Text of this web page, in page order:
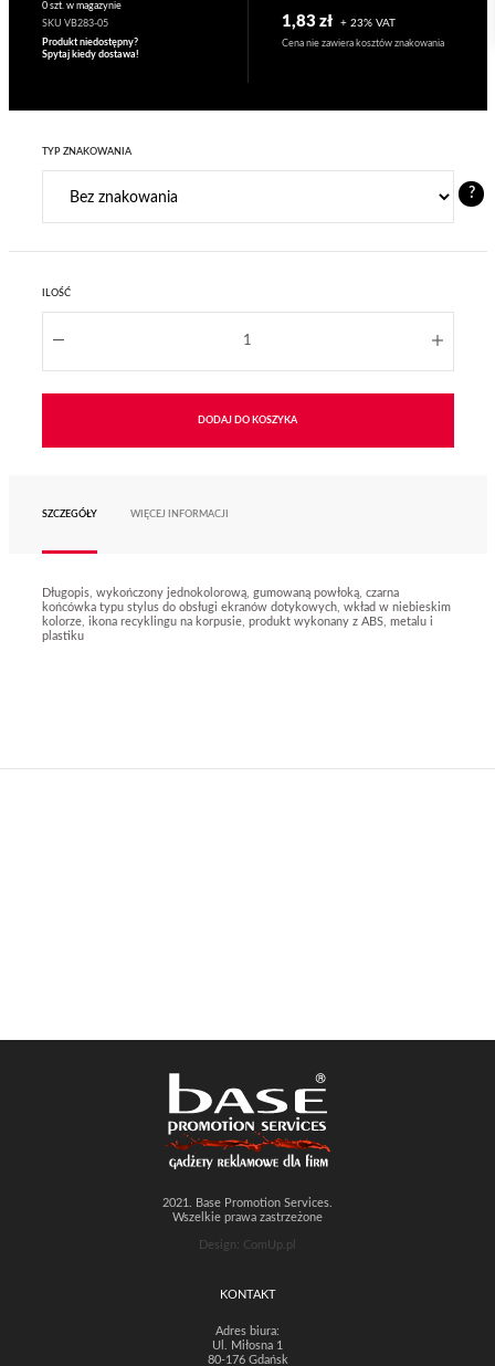
0 szt. w magazynie
SKU VB283-05
Produkt niedostępny?
Spytaj kiedy dostawa!
1,83 zł + 23% VAT
Cena nie zawiera kosztów znakowania
TYP ZNAKOWANIA
?
ILOŚĆ
DODAJ DO KOSZYKA
SZCZEGÓŁY WIĘCEJ INFORMACJI
Długopis, wykończony jednokolorową, gumowaną powłoką, czarna
końcówka typu stylus do obsługi ekranów dotykowych, wkład w niebieskim
kolorze, ikona recyklingu na korpusie, produkt wykonany z ABS, metalu i
plastiku
2021. Base Promotion Services.
Wszelkie prawa zastrzeżone
Design: ComUp.pl
KONTAKT
Adres biura:
Ul. Miłosna 1
80-176 Gdańsk